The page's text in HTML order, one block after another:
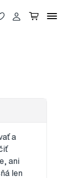
a
ani
len